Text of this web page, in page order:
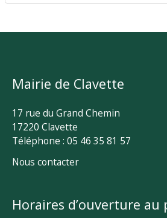
Mairie de Clavette
17 rue du Grand Chemin
17220 Clavette
Téléphone : 05 46 35 81 57
Nous contacter
Horaires d’ouverture au